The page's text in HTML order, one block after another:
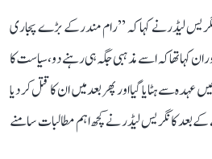
لیڈر نے کہا کہ ’’رام مندر کے بڑے پجاری
کہا تھا کہ اسے مذہبی جگہ ہی رہنے دو، سیاست کا
سے ہٹایا گیا اور پھر بعد میں ان کا قتل کر دیا
کے بعد کانگریس لیڈر نے کچھ اہم مطالبات سامنے